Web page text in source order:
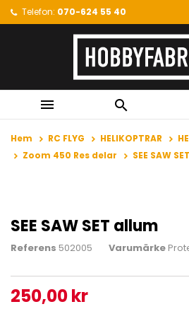
Telefon: 070-624 55 40
 
Hem RC FLYG HELIKOPTRAR
Zoom 450 Res delar
SEE SAW
SEE SAW SET allum
Referens 502005 Varumärke
250,00 kr